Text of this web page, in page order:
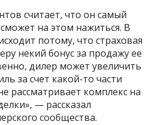
считает, что он самый
на этом нажиться. В
потому, что страховая
некий бонус за продажу ее
дилер может увеличить
за счет какой-то части
рассматривает комплекс на
— рассказал
сообщества.